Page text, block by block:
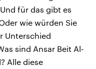
für das gibt es
wie würden Sie
Unterschied
sind Ansar Beit Al-
Alle diese